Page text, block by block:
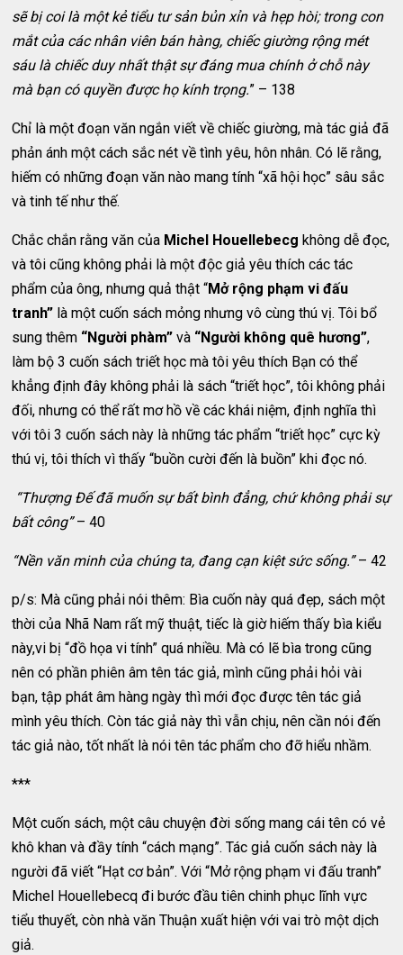
sẽ bị coi là một kẻ tiểu tư sản bủn xỉn và hẹp hòi; trong con
mắt của các nhân viên bán hàng, chiếc giường rộng mét
sáu là chiếc duy nhất thật sự đáng mua chính ở chỗ này
mà bạn có quyền được họ kính trọng.” – 138
Chỉ là một đoạn văn ngắn viết về chiếc giường, mà tác giả đã
phản ánh một cách sắc nét về tình yêu, hôn nhân. Có lẽ rằng,
hiếm có những đoạn văn nào mang tính “xã hội học” sâu sắc
và tinh tế như thế.
Chắc chắn rằng văn của Michel Houellebecg không dễ đọc,
và tôi cũng không phải là một độc giả yêu thích các tác
phẩm của ông, nhưng quả thật “Mở rộng phạm vi đấu
tranh” là một cuốn sách mỏng nhưng vô cùng thú vị. Tôi bổ
sung thêm “Người phàm” và “Người không quê hương”,
làm bộ 3 cuốn sách triết học mà tôi yêu thích Bạn có thể
khẳng định đây không phải là sách “triết học”, tôi không phải
đối, nhưng có thể rất mơ hồ về các khái niệm, định nghĩa thì
với tôi 3 cuốn sách này là những tác phẩm “triết học” cực kỳ
thú vị, tôi thích vì thấy “buồn cười đến là buồn” khi đọc nó.
“Thượng Đế đã muốn sự bất bình đẳng, chứ không phải sự
bất công”– 40
“Nền văn minh của chúng ta, đang cạn kiệt sức sống.”– 42
p/s: Mà cũng phải nói thêm: Bìa cuốn này quá đẹp, sách một
thời của Nhã Nam rất mỹ thuật, tiếc là giờ hiếm thấy bìa kiểu
này,vi bị “đồ họa vi tính” quá nhiều. Mà có lẽ bìa trong cũng
nên có phần phiên âm tên tác giả, mình cũng phải hỏi vài
bạn, tập phát âm hàng ngày thì mới đọc được tên tác giả
mình yêu thích. Còn tác giả này thì vẫn chịu, nên cần nói đến
tác giả nào, tốt nhất là nói tên tác phẩm cho đỡ hiểu nhầm.
***
Một cuốn sách, một câu chuyện đời sống mang cái tên có vẻ
khô khan và đầy tính “cách mạng”. Tác giả cuốn sách này là
người đã viết “Hạt cơ bản”. Với “Mở rộng phạm vi đấu tranh”
Michel Houellebecq đi bước đầu tiên chinh phục lĩnh vực
tiểu thuyết, còn nhà văn Thuận xuất hiện với vai trò một dịch
giả.